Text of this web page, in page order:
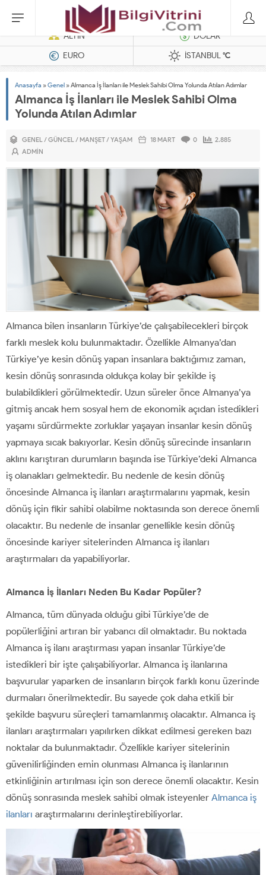
Dizel Jeneratörler
ALTIN
DOLAR
EURO
İSTANBUL°C
Anasayfa »Genel »Almanca İş İlanları ile Meslek Sahibi Olma Yolunda Atılan Adımlar
Almanca İş İlanları ile Meslek Sahibi Olma
Yolunda Atılan Adımlar
GENEL/GÜNCEL/ MANŞET/YAŞAM 18 MART 0
2.885
ADMIN
Almanca bilen insanların Türkiye’de çalışabilecekleri birçok
farklı meslek kolu bulunmaktadır. Özellikle Almanya’dan
Türkiye’ye kesin dönüş yapan insanlara baktığımız zaman,
kesin dönüş sonrasında oldukça kolay bir şekilde iş
bulabildikleri görülmektedir. Uzun süreler önce Almanya’ya
gitmiş ancak hem sosyal hem de ekonomik açıdan istedikleri
yaşamı sürdürmekte zorluklar yaşayan insanlar kesin dönüş
yapmaya sıcak bakıyorlar. Kesin dönüş sürecinde insanların
aklını karıştıran durumların başında ise Türkiye’deki Almanca
iş olanakları gelmektedir. Bu nedenle de kesin dönüş
öncesinde Almanca iş ilanları araştırmalarını yapmak, kesin
dönüş için fikir sahibi olabilme noktasında son derece önemli
olacaktır. Bu nedenle de insanlar genellikle kesin dönüş
öncesinde kariyer sitelerinden Almanca iş ilanları
araştırmaları da yapabiliyorlar.
Almanca İş İlanları Neden Bu Kadar Popüler?
Almanca, tüm dünyada olduğu gibi Türkiye’de de
popülerliğini artıran bir yabancı dil olmaktadır. Bu noktada
Almanca iş ilanı araştırması yapan insanlar Türkiye’de
istedikleri bir işte çalışabiliyorlar. Almanca iş ilanlarına
başvurular yaparken de insanların birçok farklı konu üzerinde
durmaları önerilmektedir. Bu sayede çok daha etkili bir
şekilde başvuru süreçleri tamamlanmış olacaktır. Almanca iş
ilanları araştırmaları yapılırken dikkat edilmesi gereken bazı
noktalar da bulunmaktadır. Özellikle kariyer sitelerinin
güvenilirliğinden emin olunması Almanca iş ilanlarının
etkinliğinin artırılması için son derece önemli olacaktır. Kesin
dönüş sonrasında meslek sahibi olmak isteyenler Almanca iş
ilanları araştırmalarını derinleştirebiliyorlar.